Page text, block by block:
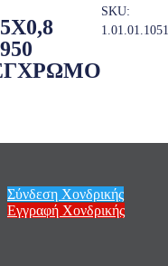
SKU:
1.01.01.1051
Σύνδεση Χονδρικής
Εγγραφή Χονδρικής